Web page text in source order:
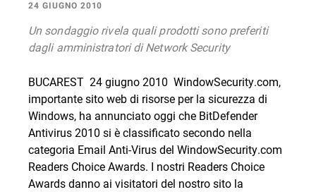
24 GIUGNO 2010
Un sondaggio rivela quali prodotti sono preferiti
dagli amministratori di Network Security
BUCAREST  24 giugno 2010  WindowSecurity.com,
importante sito web di risorse per la sicurezza di
Windows, ha annunciato oggi che BitDefender
Antivirus 2010 si è classificato secondo nella
categoria Email Anti-Virus del WindowSecurity.com
Readers Choice Awards. I nostri Readers Choice
Awards danno ai visitatori del nostro sito la